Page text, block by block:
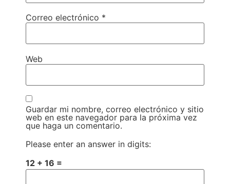
Correo electrónico *
Web
Guardar mi nombre, correo electrónico y sitio
web en este navegador para la próxima vez
que haga un comentario.
Please enter an answer in digits:
12 + 16 =